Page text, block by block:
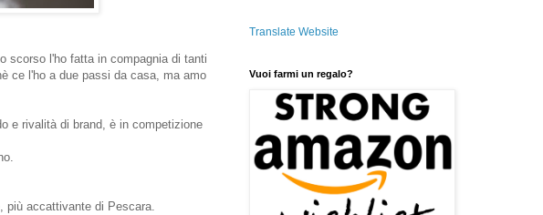
scorso l'ho fatta in compagnia di tanti
ce l'ho a due passi da casa, ma amo
e rivalità di brand, è in competizione
più accattivante di Pescara.
Translate Website
Vuoi farmi un regalo?